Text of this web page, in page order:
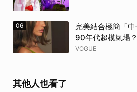
06
完美結合極簡「
90年代超模氣場？
VOGUE
其他人也看了